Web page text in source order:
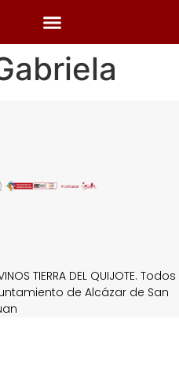
TIERRA DEL QUIJOTE. Todos
de Alcázar de San